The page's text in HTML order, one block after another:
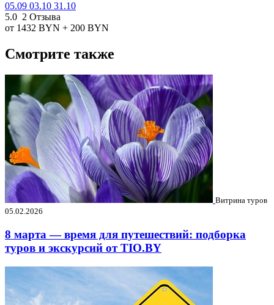
05.09 03.10 31.10
5.0 2 Отзыва
от 1432 BYN + 200 BYN
Смотрите также
Витрина туров
05.02.2026
8 марта — время для путешествий: подборка
туров и экскурсий от TIO.BY